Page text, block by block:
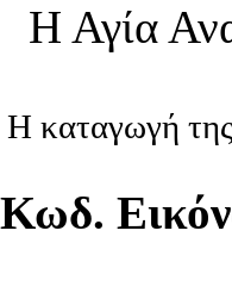
Η Αγία
Η καταγωγή
Κωδ.